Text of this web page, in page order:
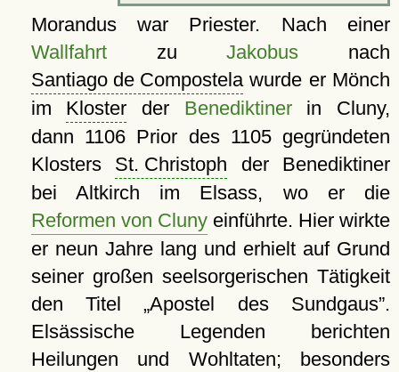
Morandus war Priester. Nach einer
WallfahrtzuJakobus nach
Santiago de Compostelawurde er Mönch
im Kloster der Benediktinerin Cluny,
dann 1106 Prior des 1105 gegründeten
Klosters St. Christoph der Benediktiner
bei Altkirch im Elsass, wo er die
Reformen von Clunyeinführte. Hier wirkte
er neun Jahre lang und erhielt auf Grund
seiner großen seelsorgerischen Tätigkeit
den Titel Apostel des Sundgaus .
Elsässische Legenden berichten
Heilungen und Wohltaten; besonders